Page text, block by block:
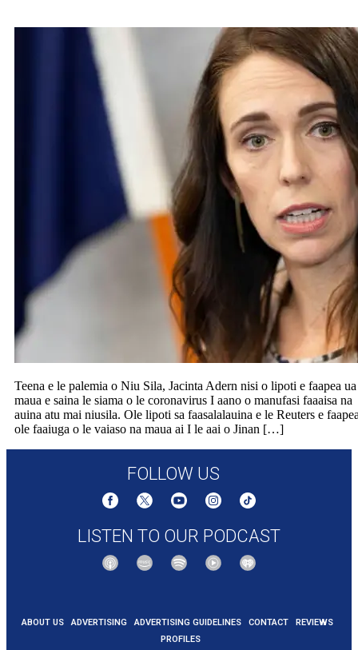
Teena e le palemia o Niu Sila, Jacinta Adern nisi o lipoti e faapea ua
maua e saina le siama o le coronavirus I aano o manufasi faaaisa na
auina atu mai niusila. Ole lipoti sa faasalalauina e le Reuters e
ole faaiuga o le vaiaso na maua ai I le aai o Jinan […]
FOLLOW US
LISTEN TO OUR PODCAST
ABOUT US ADVERTISING ADVERTISING GUIDELINES CONTACT
REVIEWS
PROFILES